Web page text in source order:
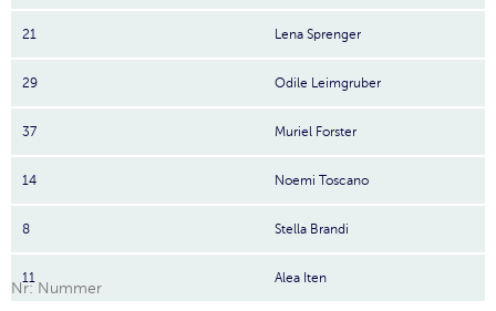
21 Lena Sprenger
29 Odile Leimgruber
37 Muriel Forster
14 Noemi Toscano
8 Stella Brandi
11 Alea Iten
Nr: Nummer